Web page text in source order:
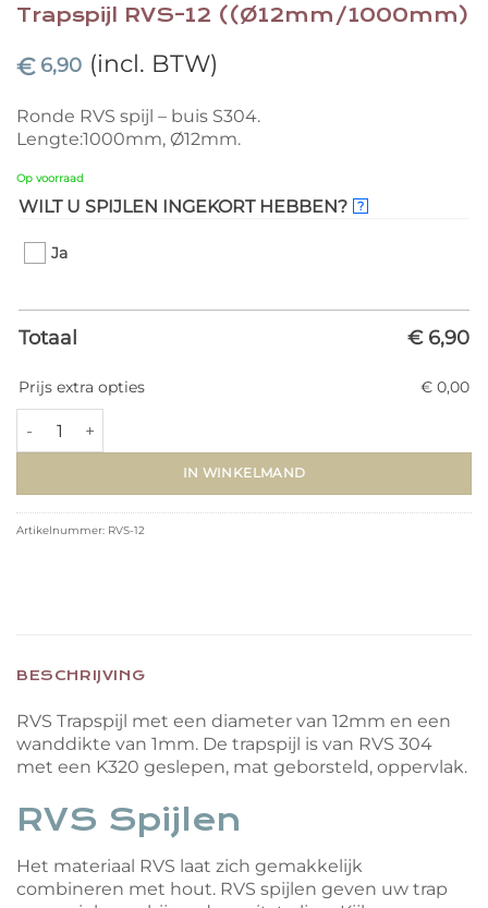
Trapspijl RVS-12 ((Ø12mm/1000mm)
€ 6,90 (incl. BTW)
Ronde RVS spijl – buis S304.
Lengte:1000mm, Ø12mm.
Op voorraad
WILT U SPIJLEN INGEKORT HEBBEN? ?
Ja
Totaal € 6,90
Prijs extra opties € 0,00
IN WINKELMAND
Artikelnummer: RVS-12
BESCHRIJVING
RVS Trapspijl met een diameter van 12mm en een
wanddikte van 1mm. De trapspijl is van RVS 304
met een K320 geslepen, mat geborsteld, oppervlak.
RVS Spijlen
Het materiaal RVS laat zich gemakkelijk
combineren met hout. RVS spijlen geven uw trap